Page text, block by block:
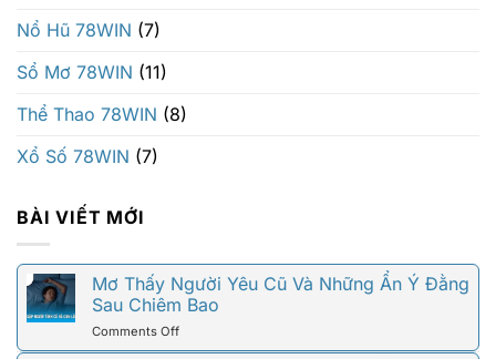
Nổ Hũ 78WIN (7)
Sổ Mơ 78WIN (11)
Thể Thao 78WIN (8)
Xổ Số 78WIN (7)
BÀI VIẾT MỚI
Mơ Thấy Người Yêu Cũ Và Những Ẩn Ý Đằng
Sau Chiêm Bao
Comments Offon
Mơ